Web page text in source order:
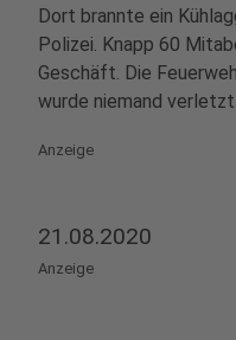
Dort brannte ein
Polizei. Knapp 60
Geschäft. Die
wurde niemand verletzt.
Anzeige
21.08.2020
Anzeige